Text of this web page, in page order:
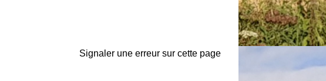
Signaler une erreur sur cette page